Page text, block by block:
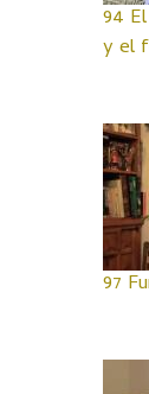
94
y el
97